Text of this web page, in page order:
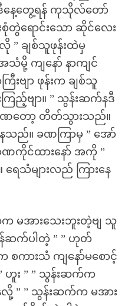
ဒီနေ့တွေ့ရန် ကုသိုလ်တော်
တွဲရောင်းသော ဆိုင်လေး
” ချစ်သူဖုန်းထဲမှ
သံမို့ ကျနော် နာကျင်
ဗျာ ဖုန်းက ချစ်သူ
ကြည့်ဗျာ။ ” သွန်းဆက်နဒီ
ဏတော့ တိတ်သွားသည်။
ည်။ ခဏကြာမှ ” အော်
ကိုင်ထားနော် အကို ”
ေသံများလည် ကြားနေ
မအားသေးဘူးတဲ့ဗျ သူ
န်ဆက်ပါတဲ့ ” ” ဟုတ်
စကားသံ ကျနော်မစောင့်
ဟူး ” ” သွန်းဆက်က
လို့ ” ” သွန်းဆက်က မအား